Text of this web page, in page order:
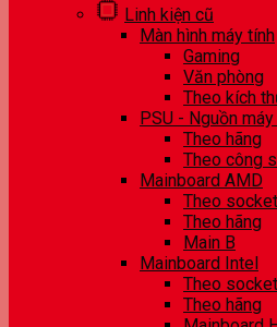
Linh kiện cũ
Màn hình máy tính
Gaming
Văn phòng
Theo kích
PSU - Nguồn
Theo hãng
Theo công
Mainboard AMD
Theo socket
Theo hãng
Main B
Mainboard Intel
Theo socket
Theo hãng